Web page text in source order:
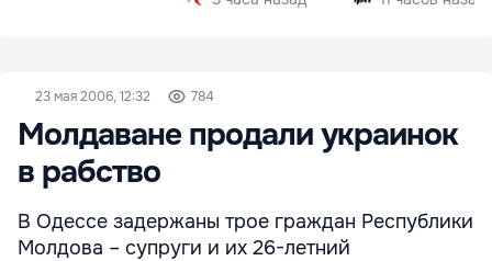
23 мая 2006, 12:32 784
Молдаване продали украинок
в рабство
В Одессе задержаны трое граждан Республики
Молдова – супруги и их 26-летний